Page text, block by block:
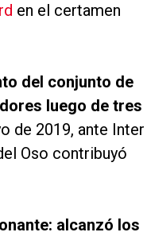
en el certamen
del conjunto de
luego de tres
de 2019, ante Inter
Oso contribuyó
alcanzó los